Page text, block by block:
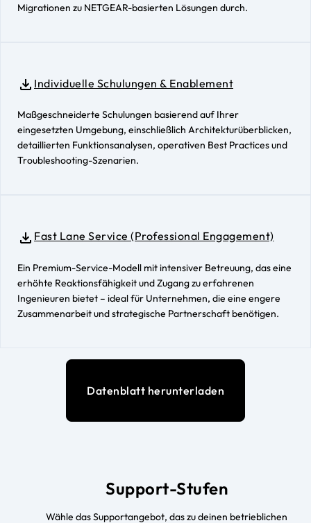
Migrationen zu NETGEAR-basierten Lösungen durch.
Individuelle Schulungen & Enablement
Maßgeschneiderte Schulungen basierend auf Ihrer
eingesetzten Umgebung, einschließlich Architekturüberblicken,
detaillierten Funktionsanalysen, operativen Best Practices und
Troubleshooting-Szenarien.
Fast Lane Service (Professional Engagement)
Ein Premium-Service-Modell mit intensiver Betreuung, das eine
erhöhte Reaktionsfähigkeit und Zugang zu erfahrenen
Ingenieuren bietet – ideal für Unternehmen, die eine engere
Zusammenarbeit und strategische Partnerschaft benötigen.
Datenblatt herunterladen
Support-Stufen
Wähle das Supportangebot, das zu deinen betrieblichen